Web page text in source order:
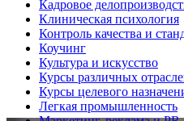
Кадровое
Клиническая психология
Контроль качества и
Коучинг
Культура и искусство
Курсы различных
Курсы целевого
Легкая промышленность